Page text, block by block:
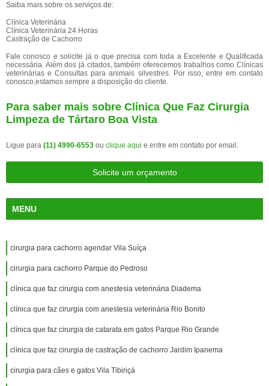
Saiba mais sobre os serviços de:
Clínica Veterinária
Clínica Veterinária 24 Horas
Castração de Cachorro
Fale conosco e solicite já o que precisa com toda a Excelente e Qualificada
necessária. Além dos já citados, também oferecemos trabalhos como Clínicas
veterinárias e Consultas para animais silvestres. Por isso, entre em contato
conosco,estamos sempre a disposição do cliente.
Para saber mais sobre Clínica Que Faz Cirurgia
Limpeza de Tártaro Boa Vista
Ligue para (11) 4990-6553 ou clique aqui e entre em contato por email.
Solicite um orçamento
MENU
cirurgia para cachorro agendar Vila Suíça
cirurgia para cachorro Parque do Pedroso
clínica que faz cirurgia com anestesia veterinária Diadema
clínica que faz cirurgia com anestesia veterinária Rio Bonito
clínica que faz cirurgia de catarata em gatos Parque Rio Grande
clínica que faz cirurgia de castração de cachorro Jardim Ipanema
cirurgia para cães e gatos Vila Tibiriçá